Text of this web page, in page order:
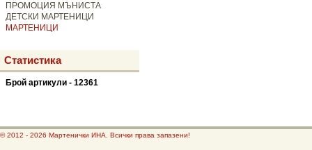
ПРОМОЦИЯ МЪНИСТА
ДЕТСКИ МАРТЕНИЦИ
МАРТЕНИЦИ
Статистика
Брой артикули - 12361
© 2012 - 2026 Мартенички ИНА. Всички права запазени!